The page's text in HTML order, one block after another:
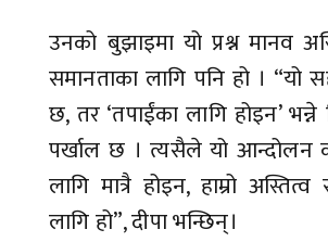
उनको बुझाइमा यो प्रश्न मानव
समानताका लागि पनि हो । “यो
छ, तर ‘तपाईंका लागि होइन’
पर्खाल छ । त्यसैले यो आन्दोलन
लागि मात्रै होइन, हाम्रो अस्तित्व
लागि हो”, दीपा भन्छिन्।